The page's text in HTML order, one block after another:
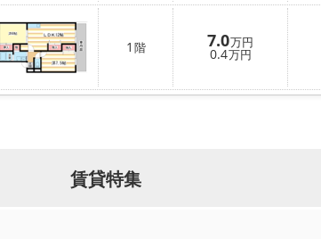
1 階 7.0万円
0.4万円
賃貸特集